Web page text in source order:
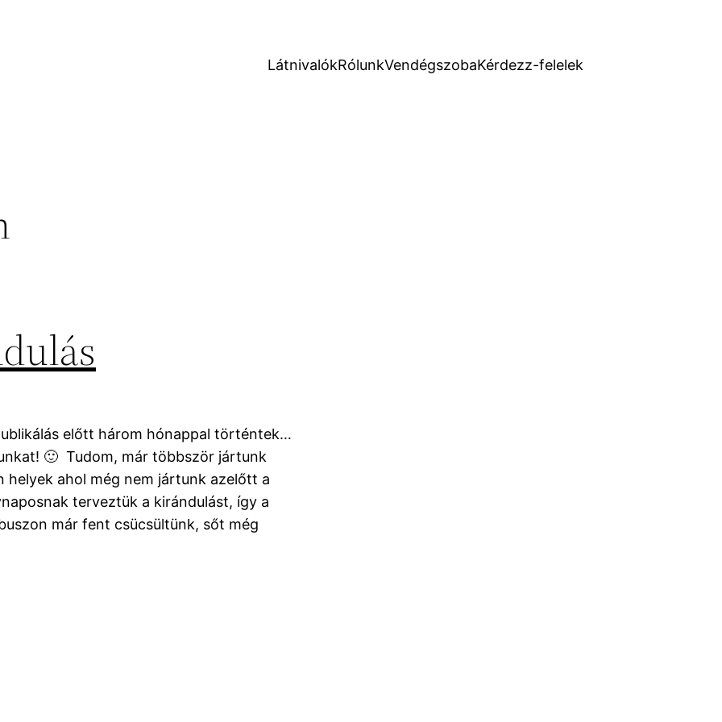
LátnivalókRólunkVendégszobaKérdezz-felelek
előtt három hónappal történtek…
🙂 Tudom, már többször jártunk
helyek ahol még nem jártunk azelőtt a
terveztük a kirándulást, így a
már fent csücsültünk, sőt még